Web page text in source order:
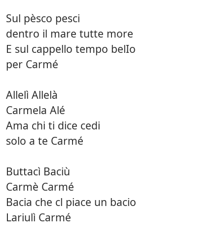
Sul pèsco pesci
dentro il mare tutte more
E sul cappello tempo belIo
per Carmé
Allelì Allelà
Carmela Alé
Ama chi ti dice cedi
solo a te Carmé
Buttacì Baciù
Carmè Carmé
Bacia che cl piace un bacio
Lariulì Carmé